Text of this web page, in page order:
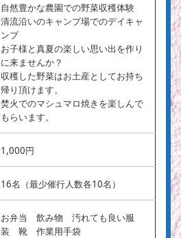
自然豊かな農園での野菜収穫体験
清流沿いのキャンプ場でのデイキャ
ンプ
お子様と真夏の楽しい思い出を作り
に来ませんか？
収穫した野菜はお土産としてお持ち
帰り頂けます。
焚火でのマシュマロ焼きを楽しんで
もらいます。
1,000円
16名（最少催行人数各10名）
お弁当 飲み物 汚れても良い服
装 靴 作業用手袋